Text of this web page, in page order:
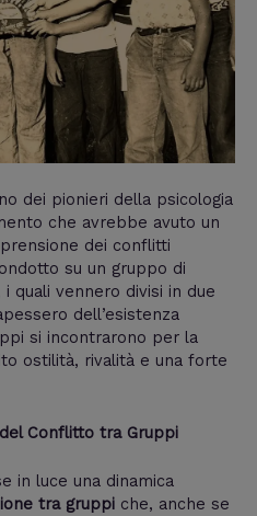
dei pionieri della psicologia
che avrebbe avuto un
dei conflitti
su un gruppo di
quali vennero divisi in due
dell’esistenza
si incontrarono per la
ostilità, rivalità e una forte
Conflitto tra Gruppi
in luce una dinamica
tra gruppi che, anche se